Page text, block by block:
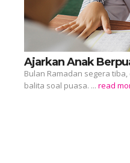
Ajarkan Anak
Bulan Ramadan segera
balita soal puasa. ... read